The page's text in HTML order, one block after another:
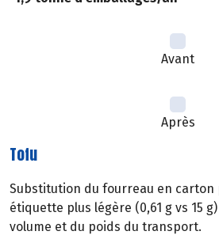
Avant
Après
Tofu
Substitution du fourreau en carton
étiquette plus légère (0,61 g vs 15
volume et du poids du transport.